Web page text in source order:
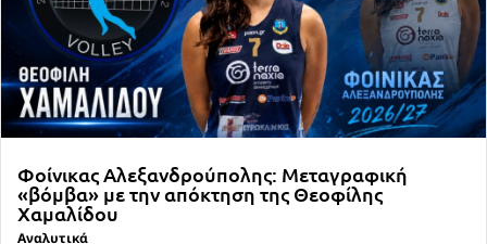
Φοίνικας Αλεξανδρούπολης: Μεταγραφική
«βόμβα» με την απόκτηση της Θεοφίλης
Χαμαλίδου
Αναλυτικά